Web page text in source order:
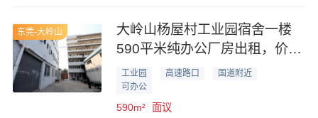
东莞-大岭山
大岭山杨屋村工业园宿舍一楼
590平米纯办公厂房出租，价格
优惠
工业园 高速路口
国道附近
可办公
590m² 面议